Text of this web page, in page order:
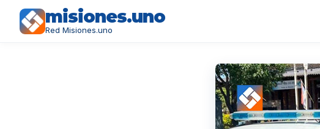
misiones.uno
Red Misiones.uno